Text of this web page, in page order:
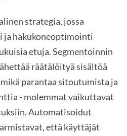
strategia, jossa
hakukoneoptimointi
etuja. Segmentoinnin
räätälöityä sisältöä
parantaa sitoutumista ja
- molemmat vaikuttavat
Automatisoidut
että käyttäjät